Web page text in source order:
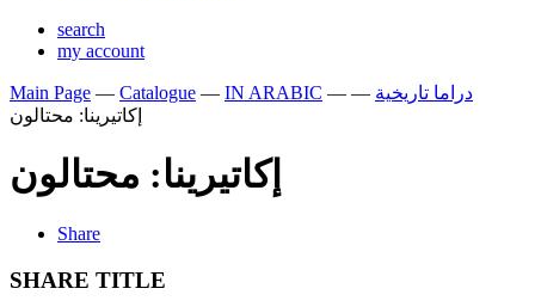
search
my account
Main Page — Catalogue — IN ARABIС — دراما تاريخية —
إكاتيرينا: محتالون
إكاتيرينا: محتالون
Share
SHARE TITLE